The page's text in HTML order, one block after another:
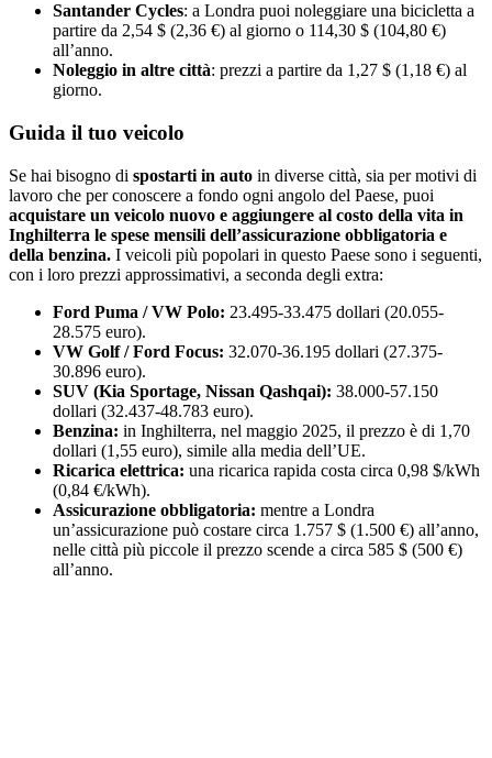
Santander Cycles: a Londra puoi noleggiare una bicicletta a
partire da 2,54 $ (2,36 €) al giorno o 114,30 $ (104,80 €)
all’anno.
Noleggio in altre città: prezzi a partire da 1,27 $ (1,18 €) al
giorno.
Guida il tuo veicolo
Se hai bisogno di spostarti in auto in diverse città, sia per motivi di
lavoro che per conoscere a fondo ogni angolo del Paese, puoi
acquistare un veicolo nuovo e aggiungere al costo della vita in
Inghilterra le spese mensili dell’assicurazione obbligatoria e
della benzina. I veicoli più popolari in questo Paese sono i seguenti,
con i loro prezzi approssimativi, a seconda degli extra:
Ford Puma / VW Polo: 23.495-33.475 dollari (20.055-
28.575 euro).
VW Golf / Ford Focus: 32.070-36.195 dollari (27.375-
30.896 euro).
SUV (Kia Sportage, Nissan Qashqai): 38.000-57.150
dollari (32.437-48.783 euro).
Benzina: in Inghilterra, nel maggio 2025, il prezzo è di 1,70
dollari (1,55 euro), simile alla media dell’UE.
Ricarica elettrica: una ricarica rapida costa circa 0,98 $/kWh
(0,84 €/kWh).
Assicurazione obbligatoria: mentre a Londra
un’assicurazione può costare circa 1.757 $ (1.500 €) all’anno,
nelle città più piccole il prezzo scende a circa 585 $ (500 €)
all’anno.